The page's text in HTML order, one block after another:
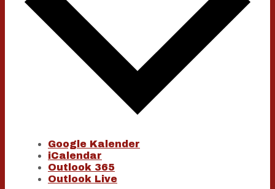
Google Kalender
iCalendar
Outlook 365
Outlook Live